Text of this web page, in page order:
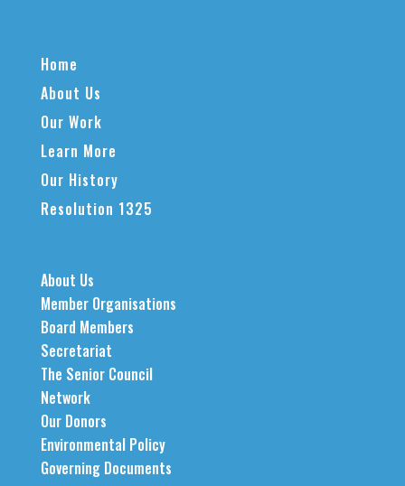
Home
About Us
Our Work
Learn More
Our History
Resolution 1325
About Us
Member Organisations
Board Members
Secretariat
The Senior Council
Network
Our Donors
Environmental Policy
Governing Documents